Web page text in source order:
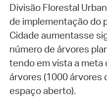
Divisão Florestal
de implementação do
Cidade aumentasse
número de árvores
tendo em vista a meta
árvores (1000 árvores
espaço aberto).